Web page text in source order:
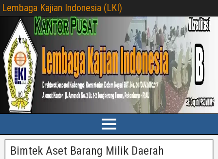
Lembaga Kajian Indonesia (LKI)
Bimtek Aset Barang Milik Daerah